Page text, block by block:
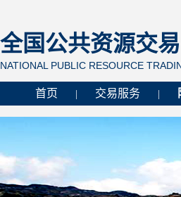
全国公共资源交
NATIONAL PUBLIC RESOURCE
首页 交易服务